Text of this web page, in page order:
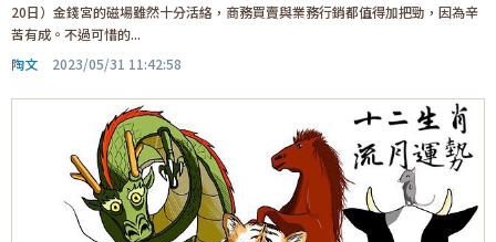
20日）金錢宮的磁場雖然十分活絡，商務買賣與業務行銷都值得加把勁，因為辛
苦有成。不過可惜的...
陶文
2023/05/31 11:42:58